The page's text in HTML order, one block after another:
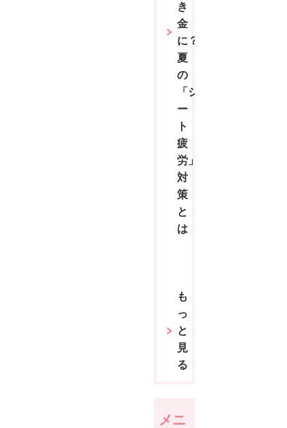
き
金
に？
夏
の
「シ
ー
ト
疲
労」
対
策
と
は
も
っ
と
見
る
メニ